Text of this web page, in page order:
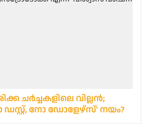
ചര്‍ച്ചകളിലെ വില്ലൻ;
നോ ഡോളേഴ്‌സ്' നയം?